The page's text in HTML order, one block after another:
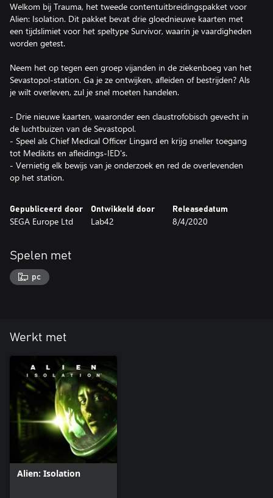
Welkom bij Trauma, het tweede contentuitbreidingspakket voor
Alien: Isolation. Dit pakket bevat drie gloednieuwe kaarten met
een tijdslimiet voor het speltype Survivor, waarin je vaardigheden
worden getest.
Neem het op tegen een groep vijanden in de ziekenboeg van het
Sevastopol-station. Ga je ze ontwijken, afleiden of bestrijden? Als
je wilt overleven, zul je snel moeten handelen.
- Drie nieuwe kaarten, waaronder een claustrofobisch gevecht in
de luchtbuizen van de Sevastopol.
- Speel als Chief Medical Officer Lingard en krijg sneller toegang
tot Medikits en afleidings-IED's.
- Vernietig elk bewijs van je onderzoek en red de overlevenden
op het station.
Gepubliceerd door
SEGA Europe Ltd
Ontwikkeld door
Lab42
Releasedatum
8/4/2020
Spelen met
pc
Werkt met
Alien: Isolation